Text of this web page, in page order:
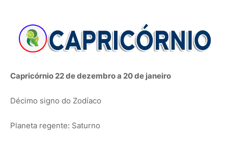
Capricórnio 22 de dezembro a 20 de janeiro
Décimo signo do Zodíaco
Planeta regente: Saturno